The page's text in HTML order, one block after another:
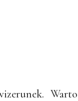
Warto